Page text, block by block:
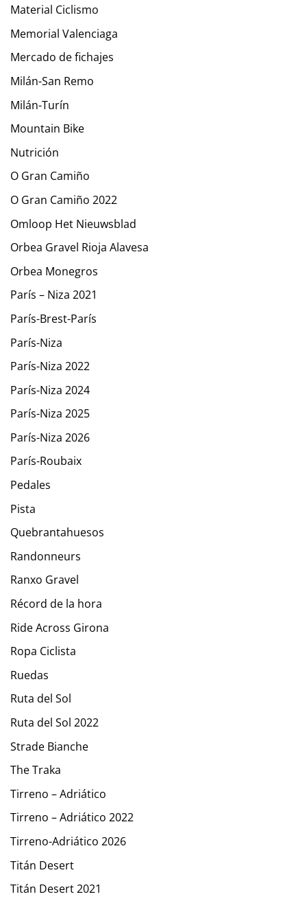
Material Ciclismo
Memorial Valenciaga
Mercado de fichajes
Milán-San Remo
Milán-Turín
Mountain Bike
Nutrición
O Gran Camiño
O Gran Camiño 2022
Omloop Het Nieuwsblad
Orbea Gravel Rioja Alavesa
Orbea Monegros
París – Niza 2021
París-Brest-París
París-Niza
París-Niza 2022
París-Niza 2024
París-Niza 2025
París-Niza 2026
París-Roubaix
Pedales
Pista
Quebrantahuesos
Randonneurs
Ranxo Gravel
Récord de la hora
Ride Across Girona
Ropa Ciclista
Ruedas
Ruta del Sol
Ruta del Sol 2022
Strade Bianche
The Traka
Tirreno – Adriático
Tirreno – Adriático 2022
Tirreno-Adriático 2026
Titán Desert
Titán Desert 2021